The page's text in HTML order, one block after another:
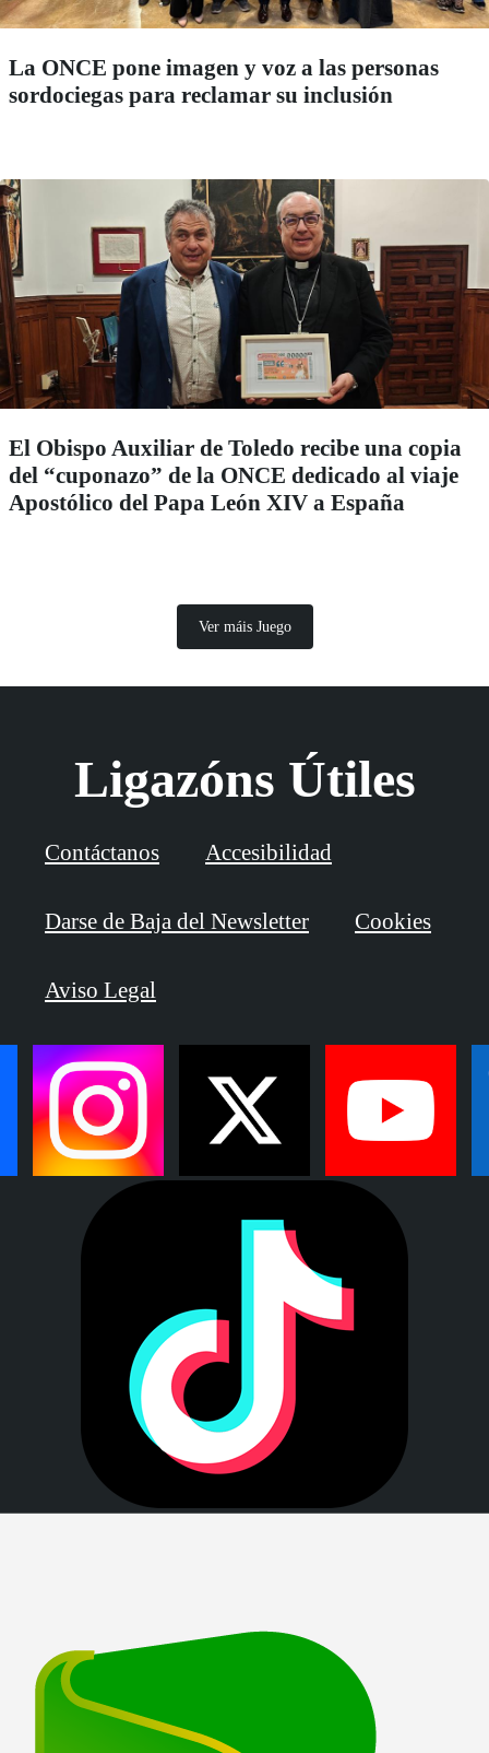
La ONCE pone imagen y voz a las personas
sordociegas para reclamar su inclusión
El Obispo Auxiliar de Toledo recibe una copia
del “cuponazo” de la ONCE dedicado al viaje
Apostólico del Papa León XIV a España
Ver máis Juego
Ligazóns Útiles
Contáctanos Accesibilidad
Darse de Baja del Newsletter Cookies
Aviso Legal